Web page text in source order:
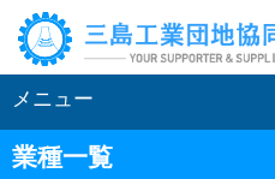
メニュー
業種一覧